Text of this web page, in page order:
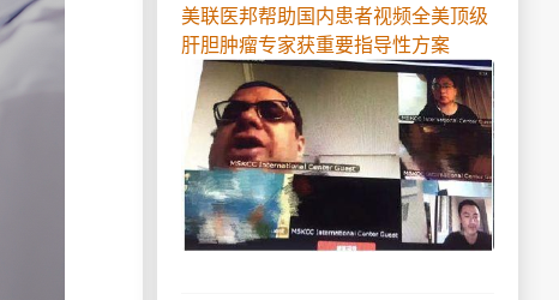
美联医邦帮助国内患者视频全美顶级
肝胆肿瘤专家获重要指导性方案